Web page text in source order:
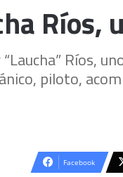
Ríos,
Ríos,
piloto,
Facebook